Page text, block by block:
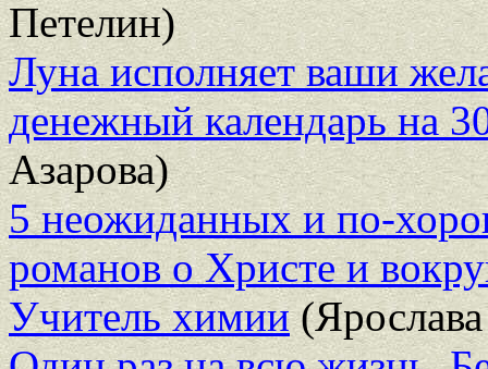
Петелин)
Луна исполняет ваши
денежный календарь на
Азарова)
5 неожиданных и по-
романов о Христе и
Учитель химии